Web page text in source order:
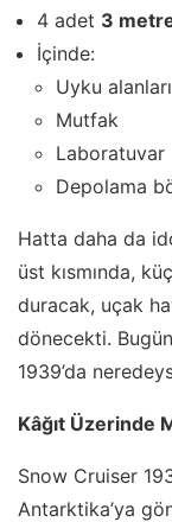
4 adet 3
İçinde:
Uyku alanları
Mutfak
Laboratuvar
Depolama
Hatta daha da
üst kısmında,
duracak, uçak
dönecekti.
1939’da
Kâğıt Üzerinde
Snow Cruiser
Antarktika’ya